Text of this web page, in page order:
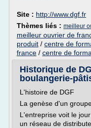
Site : http://www.dgf.fr
Thèmes liés : meilleur
meilleur ouvrier de
produit / centre de
france / centre de
Historique de
boulangerie-
L'histoire de DGF
La genèse d'un
L'entreprise voit le
un réseau de